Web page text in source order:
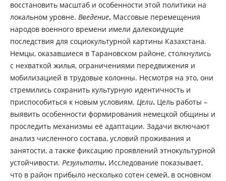
восстановить масштаб и особенности этой политики на
локальном уровне. Введение. Массовые перемещения
народов военного времени имели далекоидущие
последствия для социокультурной картины Казахстана.
Немцы, оказавшиеся в Тарановском районе, столкнулись
с нехваткой жилья, ограничениями передвижения и
мобилизацией в трудовые колонны. Несмотря на это, они
стремились сохранить культурную идентичность и
приспособиться к новым условиям. Цели. Цель работы –
выявить особенности формирования немецкой общины и
проследить механизмы её адаптации. Задачи включают
анализ численного состава, условий проживания и
занятости, а также фиксацию проявлений этнокультурной
устойчивости. Результаты. Исследование показывает,
что в район прибыло несколько сотен семей, в основном